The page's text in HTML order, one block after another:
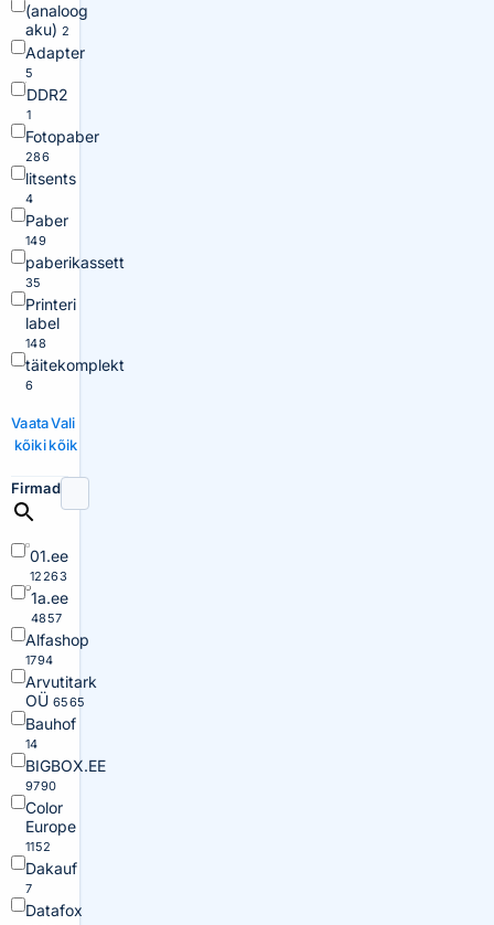
(analoog
aku) 2
Adapter
5
DDR2
1
Fotopaber
286
litsents
4
Paber
149
paberikassett
35
Printeri
label
148
täitekomplekt
6
Vaata
kõiki
Vali
kõik
Firmad
01.ee
12263
1a.ee
4857
Alfashop
1794
Arvutitark
OÜ 6565
Bauhof
14
BIGBOX.EE
9790
Color
Europe
1152
Dakauf
7
Datafox